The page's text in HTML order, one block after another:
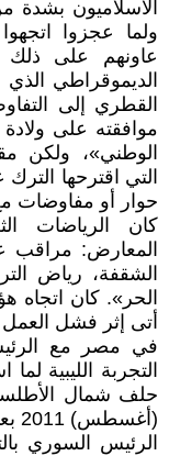
الاسلاميون بشدة
ولما عجزوا
عاونهم على
الديموقراطي
القطري إلى
موافقته على
الوطني»، ولكن
التي اقترحها
حوار أو مفاوضات
كان الرياضات
المعارض: مراقب
الشقفة، رياض
الحر». كان اتجاه
أتى إثر فشل
في مصر مع
التجربة الليبية
الرئيس السوري